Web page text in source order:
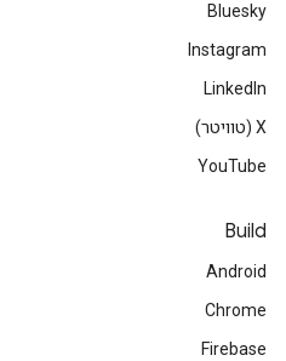
Bluesky
Instagram
LinkedIn
‫X (טוויטר)
YouTube
Build
Android
Chrome
Firebase